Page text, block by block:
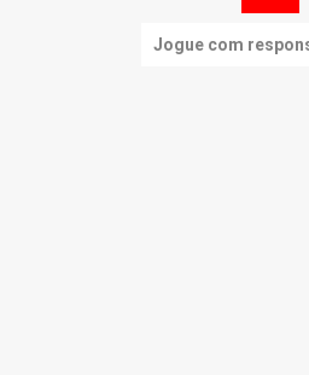
Jogue com